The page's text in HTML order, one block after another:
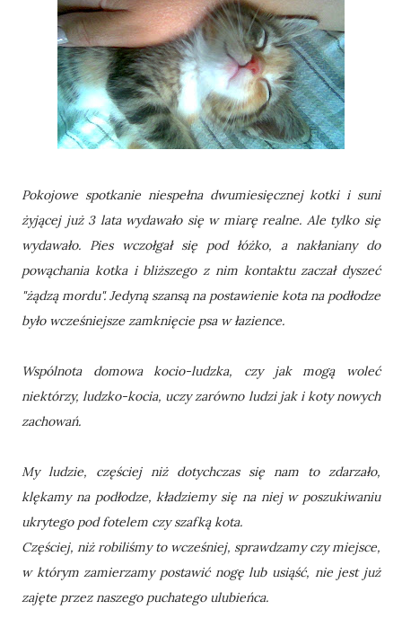
Pokojowe spotkanie niespełna dwumiesięcznej kotki i suni
żyjącej już 3 lata wydawało się w miarę realne. Ale tylko się
wydawało. Pies wczołgał się pod łóżko, a nakłaniany do
powąchania kotka i bliższego z nim kontaktu zaczał dyszeć
"żądzą mordu". Jedyną szansą na postawienie kota na podłodze
było wcześniejsze zamknięcie psa w łazience.
Wspólnota domowa kocio-ludzka, czy jak mogą woleć
niektórzy, ludzko-kocia, uczy zarówno ludzi jak i koty nowych
zachowań.
My ludzie, częściej niż dotychczas się nam to zdarzało,
klękamy na podłodze, kładziemy się na niej w poszukiwaniu
ukrytego pod fotelem czy szafką kota.
Częściej, niż robiliśmy to wcześniej, sprawdzamy czy miejsce,
w którym zamierzamy postawić nogę lub usiąść, nie jest już
zajęte przez naszego puchatego ulubieńca.